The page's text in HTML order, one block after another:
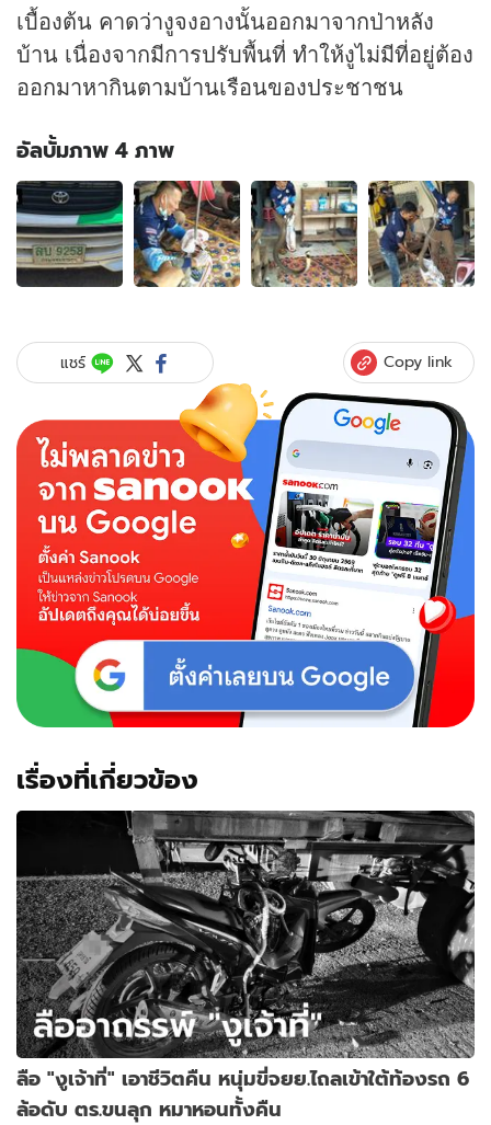
เบื้องต้น คาดว่างูจงอางนั้นออกมาจากป่าหลัง
บ้าน เนื่องจากมีการปรับพื้นที่ ทำให้งูไม่มีที่อยู่ต้อง
ออกมาหากินตามบ้านเรือนของประชาชน
อัลบั้มภาพ 4 ภาพ
อัลบั้ม
ภาพ
4
ภาพ
ของ
นาที
จับ
จงอาง
ยาว
กว่า
เมตร
เลื้อย
เข้า
บ้าน
เชื่อ
เจ้า
ให้
โชค
แชร์ Copy link
เรื่องที่เกี่ยวข้อง
ลือ "งูเจ้าที่" เอาชีวิตคืน หนุ่มขี่จยย.ไถลเข้าใต้ท้องรถ 6
ล้อดับ ตร.ขนลุก หมาหอนทั้งคืน